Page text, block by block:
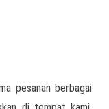
pesanan berbagai